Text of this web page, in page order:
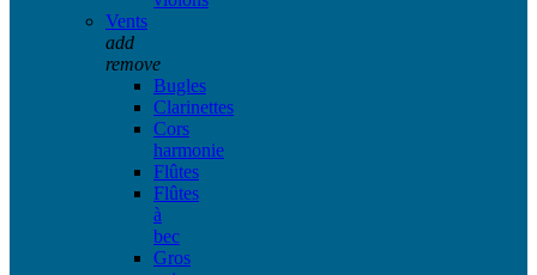
Vents
add
remove
Bugles
Clarinettes
Cors
harmonie
Flûtes
Flûtes
à
bec
Gros